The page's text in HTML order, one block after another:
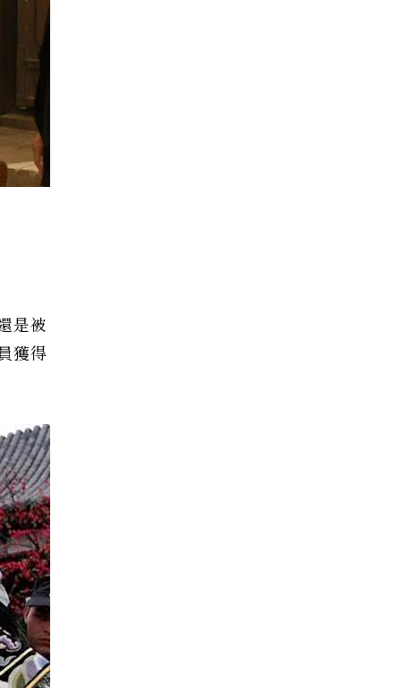
是被
獲得